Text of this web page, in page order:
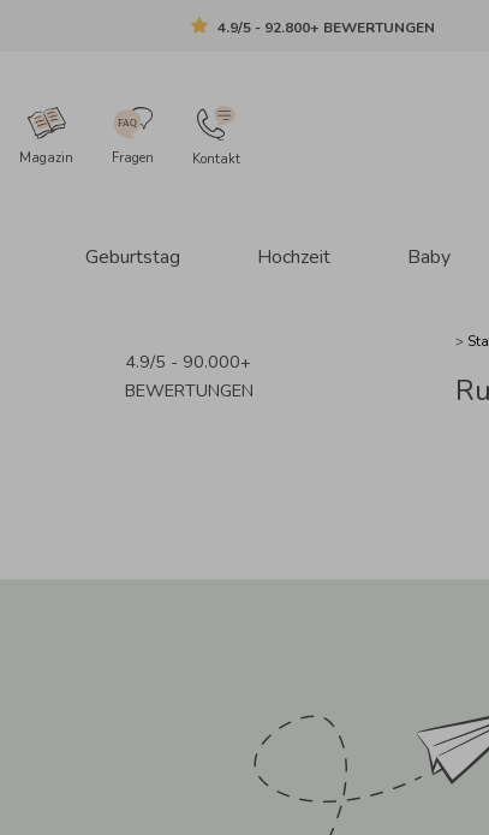
4.9/5 - 92.800+ BEWERTUNGEN
Magazin Fragen Kontakt
Geburtstag Hochzeit Baby
4.9/5 - 90.000+
BEWERTUNGEN
>